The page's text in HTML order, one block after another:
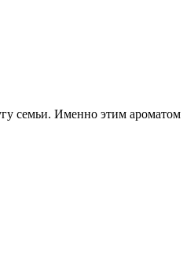
семьи. Именно этим ароматом